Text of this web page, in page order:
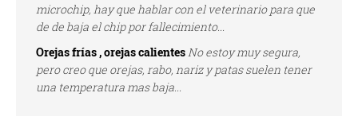
microchip, hay que hablar con el veterinario para que
de de baja el chip por fallecimiento...
Orejas frías , orejas calientesNo estoy muy segura,
pero creo que orejas, rabo, nariz y patas suelen tener
una temperatura mas baja...